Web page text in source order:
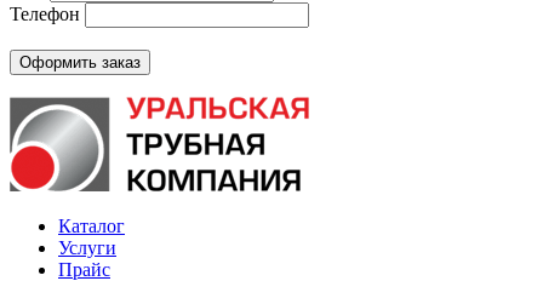
Телефон
Каталог
Услуги
Прайс